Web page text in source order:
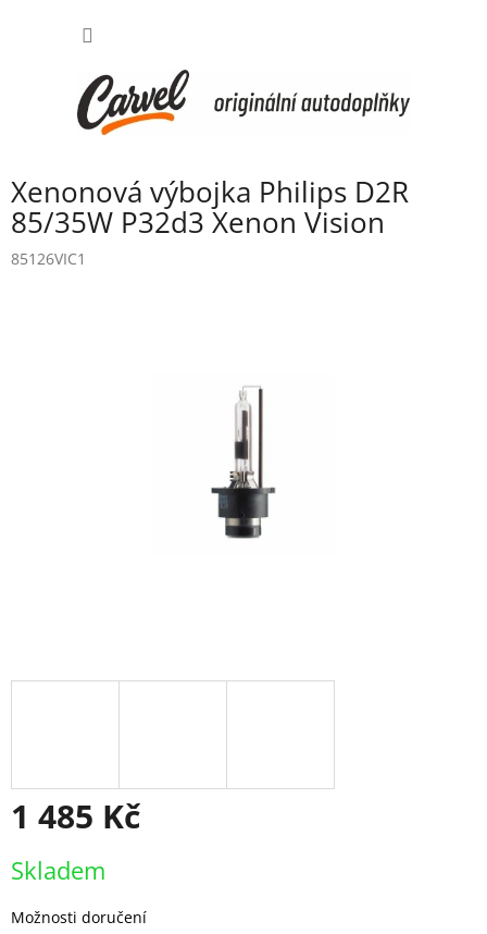
Xenonová výbojka Philips D2R
85/35W P32d3 Xenon Vision
85126VIC1
1 485 Kč
cena:
Skladem
Možnosti doručení